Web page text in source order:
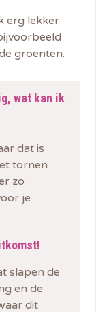
erg lekker
groenten.
wat kan ik
dat is
tornen
zo
je
slapen de
en de
dit